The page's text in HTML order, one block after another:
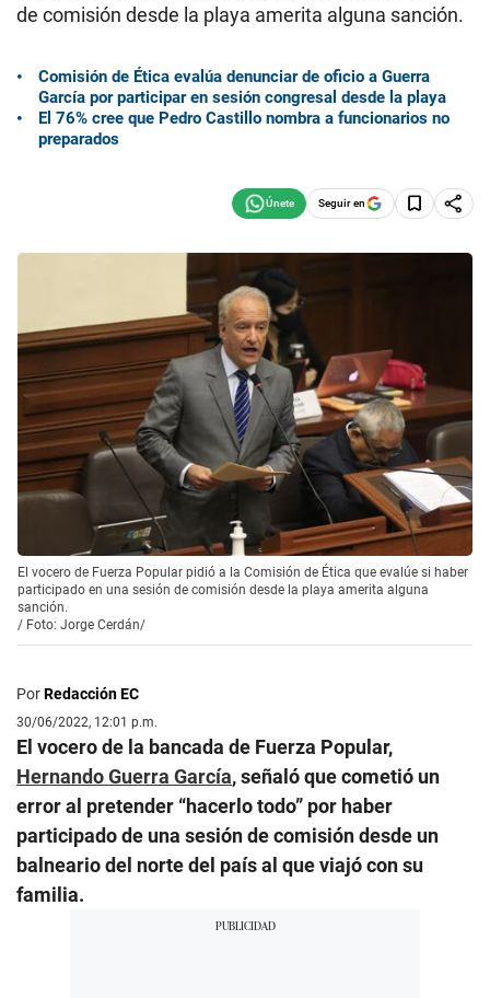
de comisión desde la playa amerita alguna sanción.
Comisión de Ética evalúa denunciar de oficio a Guerra
García por participar en sesión congresal desde la playa
El 76% cree que Pedro Castillo nombra a funcionarios no
preparados
Seguir en
El vocero de Fuerza Popular pidió a la Comisión de Ética que evalúe si haber
participado en una sesión de comisión desde la playa amerita alguna
sanción.
/ Foto: Jorge Cerdán/
PorRedacción EC
30/06/2022, 12:01 p.m.
El vocero de la bancada de Fuerza Popular,
Hernando Guerra García, señaló que cometió un
error al pretender “hacerlo todo” por haber
participado de una sesión de comisión desde un
balneario del norte del país al que viajó con su
familia.